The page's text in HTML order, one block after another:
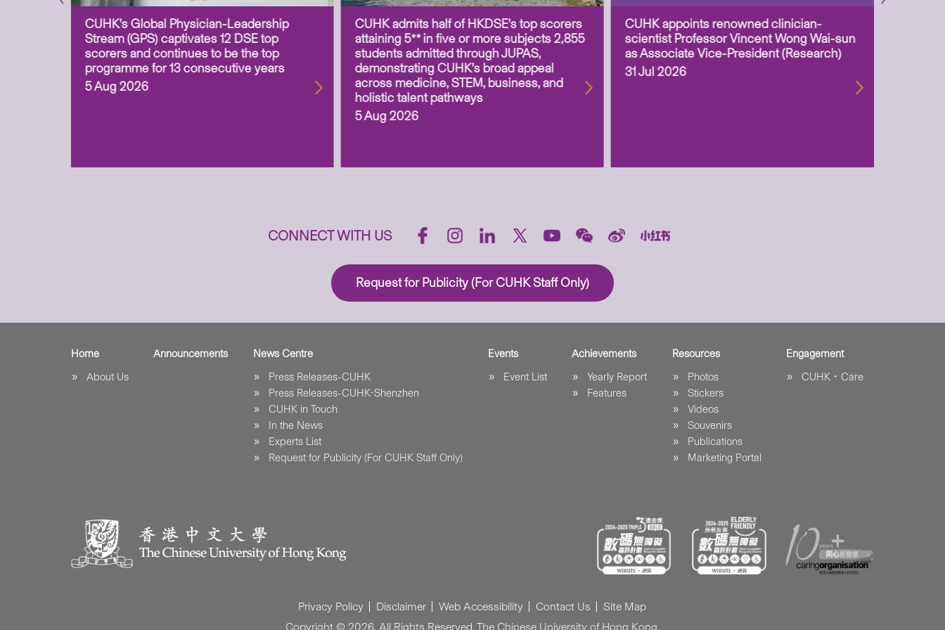
CUHK’s Global Physician-Leadership
Stream (GPS) captivates 12 DSE top
scorers and continues to be the top
programme for 13 consecutive years
5 Aug 2026
CUHK admits half of HKDSE’s top scorers
attaining 5** in five or more subjects 2,855
students admitted through JUPAS,
demonstrating CUHK’s broad appeal
across medicine, STEM, business, and
holistic talent pathways
5 Aug 2026
CUHK appoints renowned clinician-
scientist Professor Vincent Wong Wai-sun
as Associate Vice-President (Research)
31 Jul 2026
CONNECT WITH US
Request for Publicity (For CUHK Staff Only)
Home
About Us
Announcements
News Centre
Press Releases-CUHK
Press Releases-CUHK-Shenzhen
CUHK in Touch
In the News
Experts List
Request for Publicity (For CUHK Staff Only)
Events
Event List
Achievements
Yearly Report
Features
Resources
Photos
Stickers
Videos
Souvenirs
Publications
Marketing Portal
Engagement
CUHK．Care
Privacy Policy Disclaimer Web Accessibility Contact Us
Site Map
Copyright © 2026. All Rights Reserved. The Chinese University of Hong Kong.